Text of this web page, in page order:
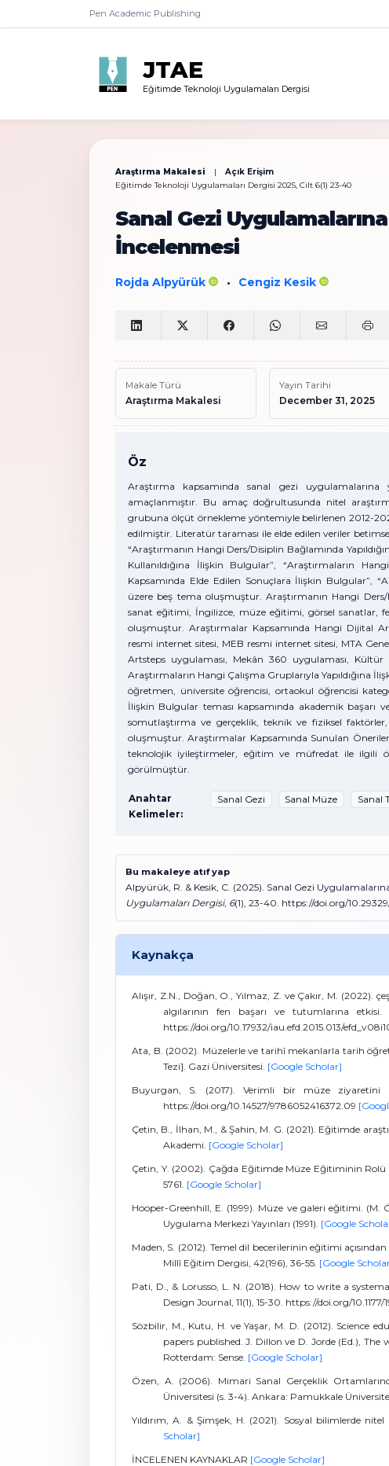
Pen Academic Publishing
JTAE
Eğitimde Teknoloji Uygulamaları Dergisi
Araştırma Makalesi |
Açık Erişim
Eğitimde Teknoloji Uygulamaları Dergisi 2025, Cilt 6(1) 23-40
Sanal Gezi
İncelenmesi
Rojda Alpyürük • Cengiz Kesik
Makale Türü
Araştırma Makalesi
Yayın Tarihi
December 31, 2025
Öz
Araştırma kapsamında sanal gezi
amaçlanmıştır. Bu amaç doğrultusunda nitel
grubuna ölçüt örnekleme yöntemiyle belirlenen 2012-
edilmiştir. Literatür taraması ile elde edilen veriler
“Araştırmanın Hangi Ders/Disiplin Bağlamında
Kullanıldığına İlişkin Bulgular”, “Araştırmaların
Kapsamında Elde Edilen Sonuçlara İlişkin Bulgular”,
üzere beş tema oluşmuştur. Araştırmanın Hangi Ders/
sanat eğitimi, İngilizce, müze eğitimi, görsel sanatlar,
oluşmuştur. Araştırmalar Kapsamında Hangi Dijital
resmi internet sitesi, MEB resmi internet sitesi, MTA
Artsteps uygulaması, Mekân 360 uygulaması,
Araştırmaların Hangi Çalışma Gruplarıyla Yapıldığına
öğretmen, üniversite öğrencisi, ortaokul öğrencisi
İlişkin Bulgular teması kapsamında akademik
somutlaştırma ve gerçeklik, teknik ve fiziksel
oluşmuştur. Araştırmalar Kapsamında Sunulan
teknolojik iyileştirmeler, eğitim ve müfredat ile ilgili
görülmüştür.
Anahtar
Kelimeler:
Sanal Gezi Sanal Müze Sanal
Bu makaleye atıf yap
Alpyürük, R. & Kesik, C. (2025). Sanal Gezi
Uygulamaları Dergisi, 6(1), 23-40. https://doi.org/
Kaynakça
Alışır, Z.N., Doğan, O., Yılmaz, Z. ve Çakır, M.
algılarının fen başarı ve tutumlarına
https://doi.org/10.17932/iau.efd.2015.013/
Ata, B. (2002). Müzelerle ve tarihî mekanlarla tarih
Tezi]. Gazi Üniversitesi. [Google Scholar]
Buyurgan, S. (2017). Verimli bir müze ziyaretini
https://doi.org/10.14527/9786052416372.09
Çetin, B., İlhan, M., & Şahin, M. G. (2021). Eğitimde
Akademi. [Google Scholar]
Çetin, Y. (2002). Çağda Eğitimde Müze Eğitiminin
5761. [Google Scholar]
Hooper-Greenhill, E. (1999). Müze ve galeri eğitimi. (M.
Uygulama Merkezi Yayınları (1991). [Google
Maden, S. (2012). Temel dil becerilerinin eğitimi
Millî Eğitim Dergisi, 42(196), 36-55. [Google
Pati, D., & Lorusso, L. N. (2018). How to write a
Design Journal, 11(1), 15-30. https://doi.org/10.1177/
Sözbilir, M., Kutu, H. ve Yaşar, M. D. (2012). Science
papers published. J. Dillon ve D. Jorde (Ed.), The
Rotterdam: Sense. [Google Scholar]
Özen, A. (2006). Mimari Sanal Gerçeklik
Üniversitesi (s. 3-4). Ankara: Pamukkale
Yıldırım, A. & Şimşek, H. (2021). Sosyal bilimlerde
Scholar]
İNCELENEN KAYNAKLAR [Google Scholar]